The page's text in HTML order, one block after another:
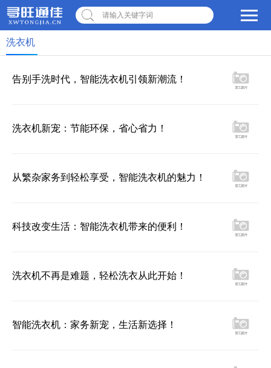
请输入关键字词
洗衣机
告别手洗时代，智能洗衣机引领新潮流！
洗衣机新宠：节能环保，省心省力！
从繁杂家务到轻松享受，智能洗衣机的魅力！
科技改变生活：智能洗衣机带来的便利！
洗衣机不再是难题，轻松洗衣从此开始！
智能洗衣机：家务新宠，生活新选择！